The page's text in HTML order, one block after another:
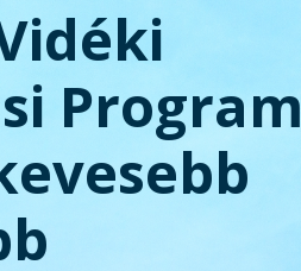
Program